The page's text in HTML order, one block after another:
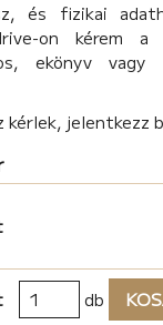
és fizikai
on kérem a
ekönyv vagy
kérlek, jelentkezz
db